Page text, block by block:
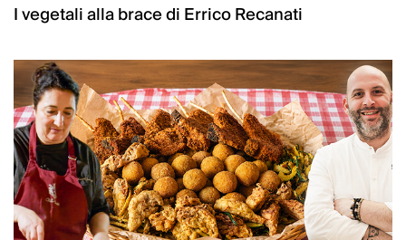
I vegetali alla brace di Errico Recanati